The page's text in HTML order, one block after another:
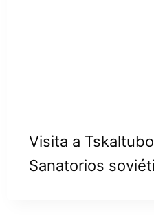
Visita a
Sanatorios